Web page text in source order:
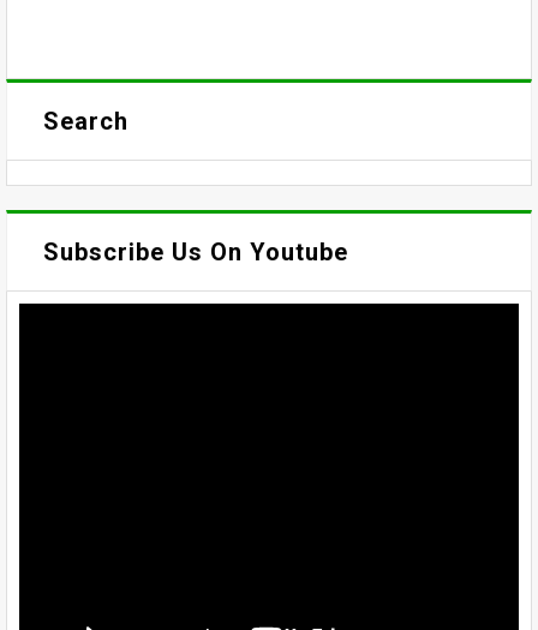
Search
Subscribe Us On Youtube